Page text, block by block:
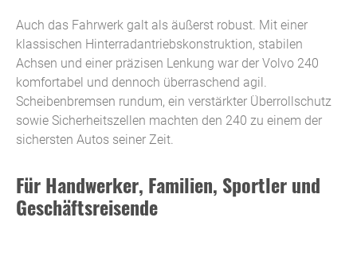
Auch das Fahrwerk galt als äußerst robust. Mit einer
klassischen Hinterradantriebskonstruktion, stabilen
Achsen und einer präzisen Lenkung war der Volvo 240
komfortabel und dennoch überraschend agil.
Scheibenbremsen rundum, ein verstärkter Überrollschutz
sowie Sicherheitszellen machten den 240 zu einem der
sichersten Autos seiner Zeit.
Für Handwerker, Familien, Sportler und
Geschäftsreisende